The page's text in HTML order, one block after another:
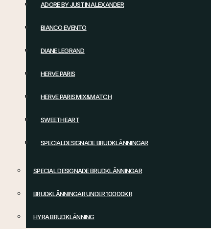
ADORE BY JUSTIN ALEXANDER
BIANCO EVENTO
DIANE LEGRAND
HERVE PARIS
HERVE PARIS MIX&MATCH
SWEETHEART
SPECIALDESIGNADE BRUDKLÄNNINGAR
SPECIAL DESIGNADE BRUDKLÄNNINGAR
BRUDKLÄNNINGAR UNDER 10000KR
HYRA BRUDKLÄNNING